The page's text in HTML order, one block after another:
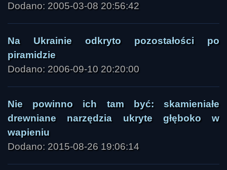
Dodano: 2005-03-08 20:56:42
Na Ukrainie odkryto pozostałości po
piramidzie
Dodano: 2006-09-10 20:20:00
Nie powinno ich tam być: skamieniałe
drewniane narzędzia ukryte głęboko w
wapieniu
Dodano: 2015-08-26 19:06:14